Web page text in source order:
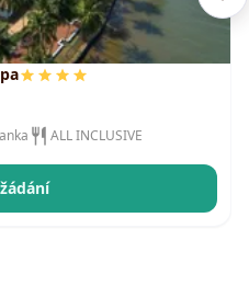
ALL INCLUSIVE